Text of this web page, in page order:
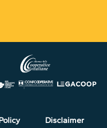
Disclaimer